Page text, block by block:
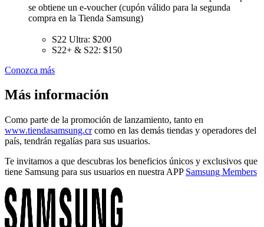
se obtiene un e-voucher (cupón válido para la segunda
compra en la Tienda Samsung)
S22 Ultra: $200
S22+ & S22: $150
Conozca más
Más información
Como parte de la promoción de lanzamiento, tanto en
www.tiendasamsung.cr como en las demás tiendas y operadores del
país, tendrán regalías para sus usuarios.
Te invitamos a que descubras los beneficios únicos y exclusivos que
tiene Samsung para sus usuarios en nuestra APP Samsung Members